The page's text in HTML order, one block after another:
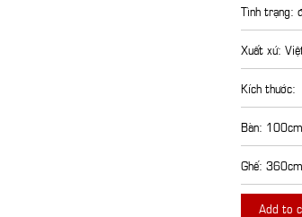
Tình trạng:
Xuất xứ:
Kích thước:
Bàn:
Ghế:
Add to